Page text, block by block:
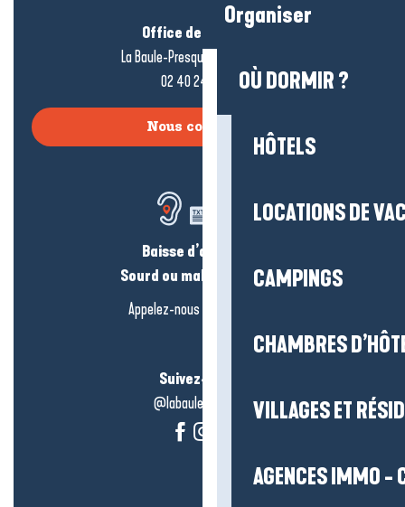
Organiser
OÙ DORMIR ?
HÔTELS
LOCATIONS DE
CAMPINGS
CHAMBRES
VILLAGES ET
AGENCES IMMO -
Office de tourisme
La Baule-Presqu’île de Guérande
02 40 24 34 44
Nous contacter
Baisse d’audition ?
Sourd ou malentendant ?
Appelez-nous en
Suivez-nous !
@labauleguérande